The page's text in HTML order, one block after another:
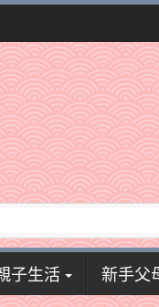
子生活 新手父